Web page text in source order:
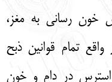
رسانی به مغز،
تمام قوانین ذبح
استرس در دام و خون‌